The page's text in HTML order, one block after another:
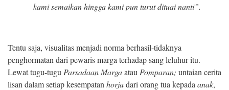
kami semaikan hingga kami pun turut dituai nanti”.
Tentu saja, visualitas menjadi norma berhasil-tidaknya
penghormatan dari pewaris marga terhadap sang leluhur itu.
Lewat tugu-tugu Parsadaan Margaatau Pomparan; untaian cerita
lisan dalam setiap kesempatan horjadari orang tua kepada anak,